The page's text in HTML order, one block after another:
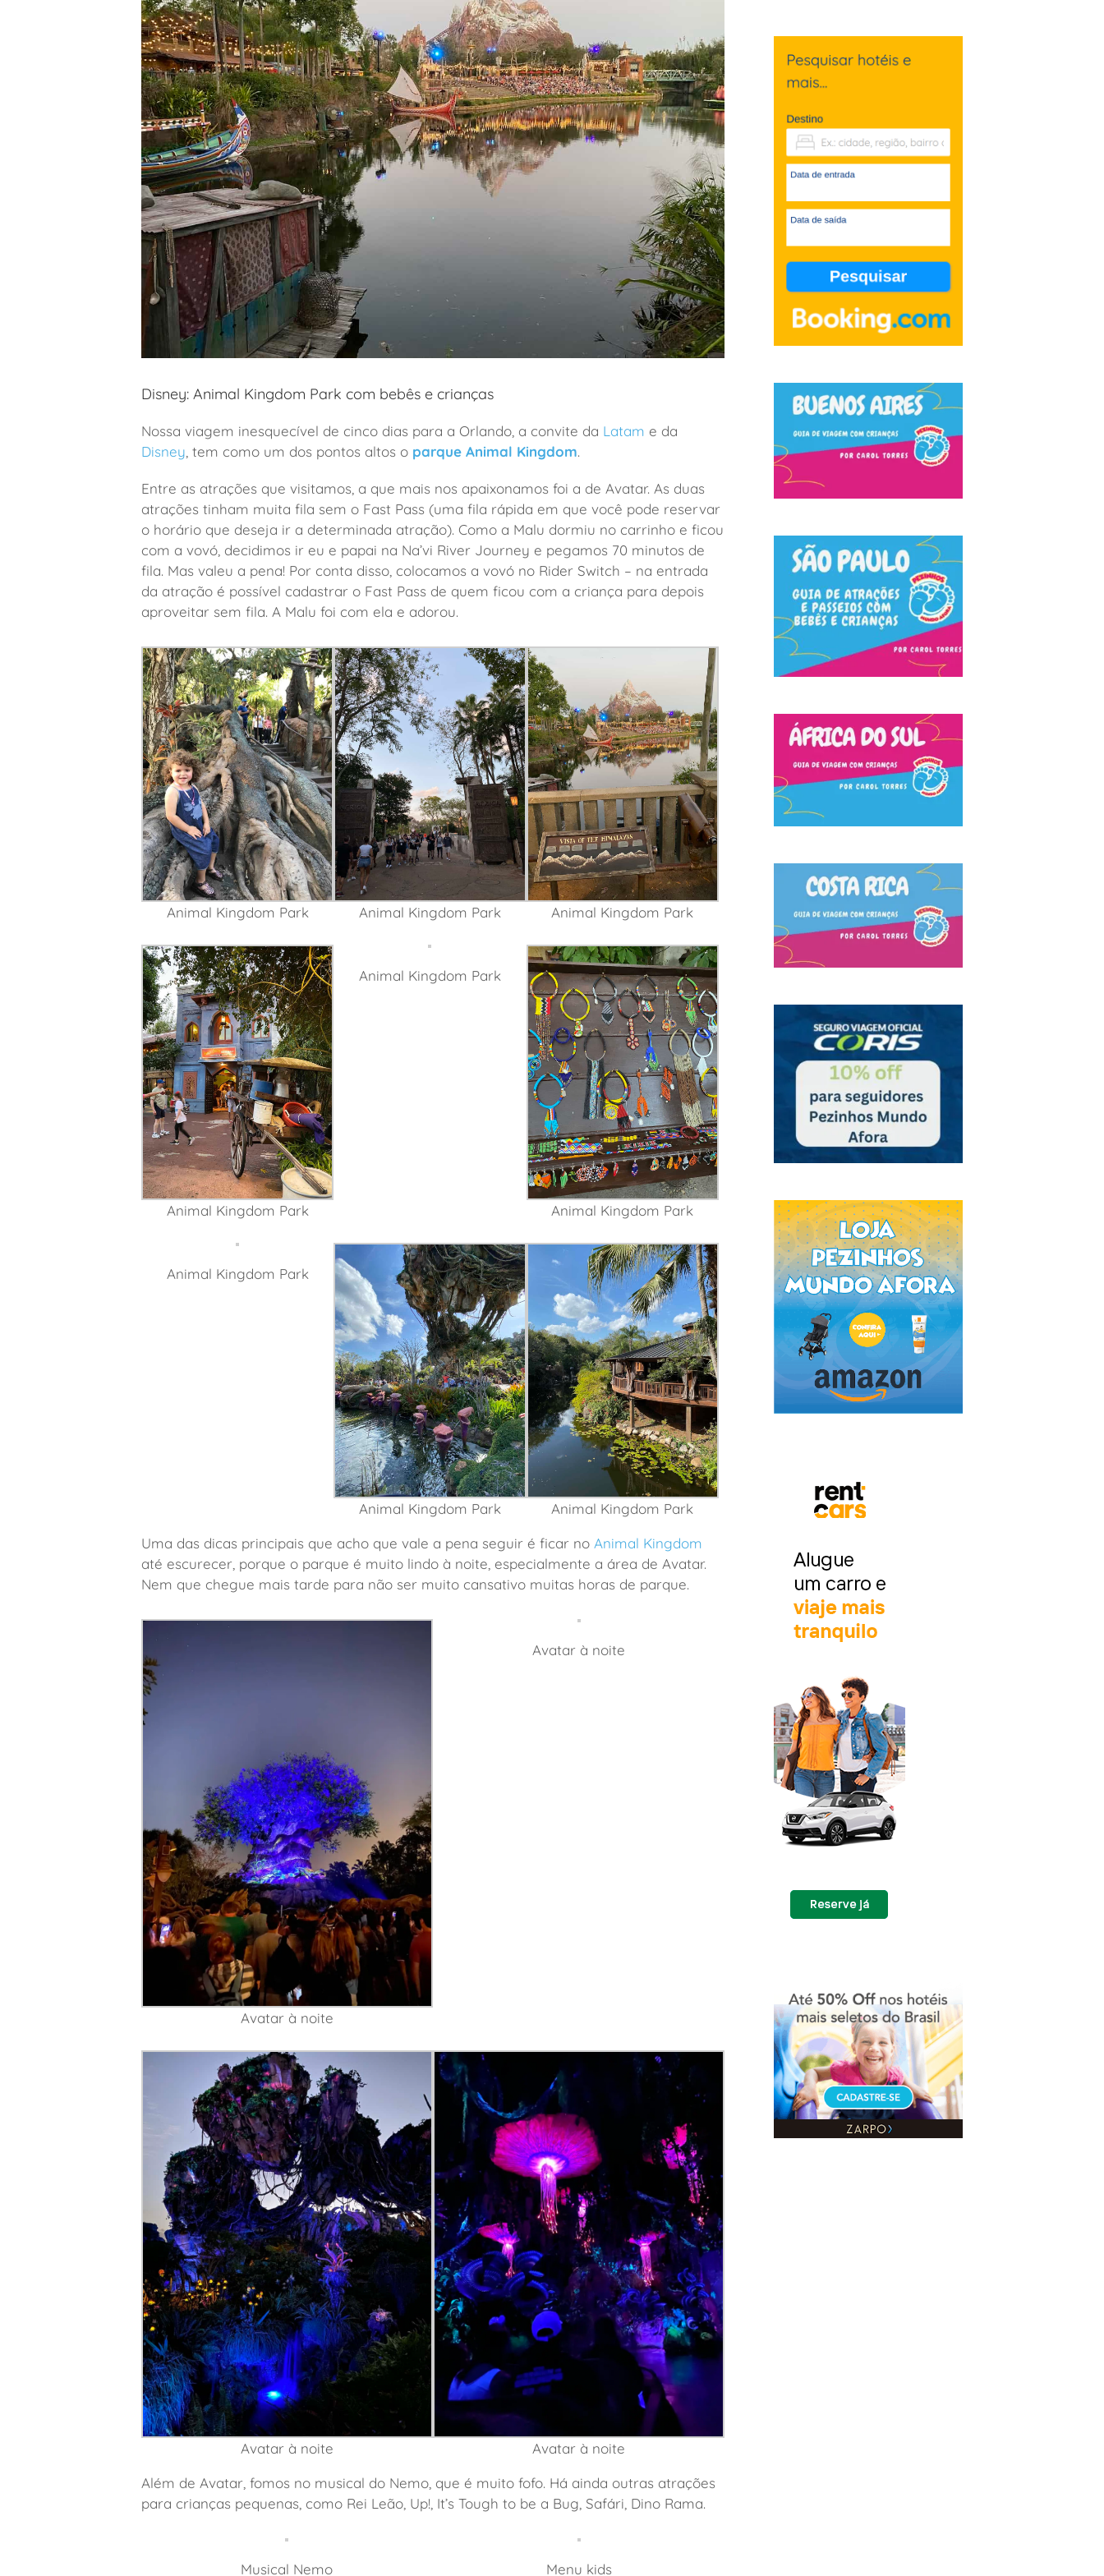
Disney: Animal Kingdom Park com bebês e crianças
Nossa viagem inesquecível de cinco dias para a Orlando, a convite da Latam e da
Disney, tem como um dos pontos altos o parque Animal Kingdom.
Entre as atrações que visitamos, a que mais nos apaixonamos foi a de Avatar. As duas
atrações tinham muita fila sem o Fast Pass (uma fila rápida em que você pode reservar
o horário que deseja ir a determinada atração). Como a Malu dormiu no carrinho e ficou
com a vovó, decidimos ir eu e papai na Na’vi River Journey e pegamos 70 minutos de
fila. Mas valeu a pena! Por conta disso, colocamos a vovó no Rider Switch – na entrada
da atração é possível cadastrar o Fast Pass de quem ficou com a criança para depois
aproveitar sem fila. A Malu foi com ela e adorou.
Animal Kingdom Park Animal Kingdom Park Animal Kingdom Park
Animal Kingdom Park
Animal Kingdom Park
Animal Kingdom Park
Animal Kingdom Park
Animal Kingdom Park
Animal Kingdom Park
Uma das dicas principais que acho que vale a pena seguir é ficar no Animal Kingdom
até escurecer, porque o parque é muito lindo à noite, especialmente a área de Avatar.
Nem que chegue mais tarde para não ser muito cansativo muitas horas de parque.
Avatar à noite
Avatar à noite
Avatar à noite
Avatar à noite
Além de Avatar, fomos no musical do Nemo, que é muito fofo. Há ainda outras atrações
para crianças pequenas, como Rei Leão, Up!, It’s Tough to be a Bug, Safári, Dino Rama.
Musical Nemo Menu kids